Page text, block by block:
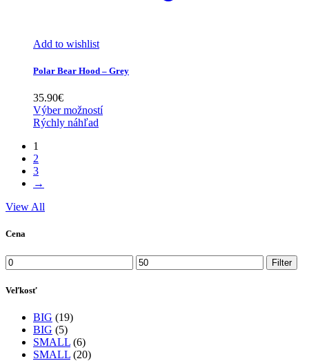
Add to wishlist
Polar Bear Hood – Grey
35.90€
Výber možností
Rýchly náhľad
1
2
3
→
View All
Cena
Minimálna
cena
Maximálna
cena
Filter
Veľkosť
BIG (19)
BIG (5)
SMALL (6)
SMALL (20)